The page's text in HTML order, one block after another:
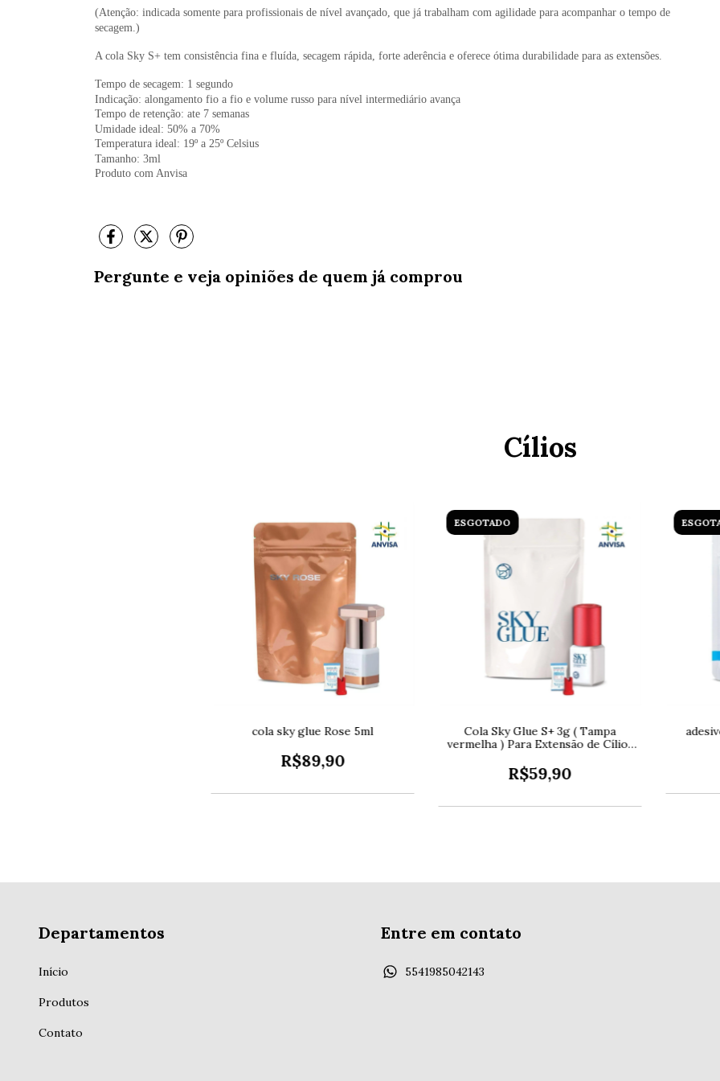
(Atenção: indicada somente para profissionais de nível avançado, que já trabalham com agilidade para acompanhar o tempo de
secagem.)
A cola Sky S+ tem consistência fina e fluída, secagem rápida, forte aderência e oferece ótima durabilidade para as extensões.
Tempo de secagem: 1 segundo
Indicação: alongamento fio a fio e volume russo para nível intermediário avança
Tempo de retenção: ate 7 semanas
Umidade ideal: 50% a 70%
Temperatura ideal: 19º a 25º Celsius
Tamanho: 3ml
Produto com Anvisa
Pergunte e veja opiniões de quem já comprou
Cílios
cola sky glue Rose 5ml
R$89,90
ESGOTADO
Cola Sky Glue S+ 3g ( Tampa
vermelha ) Para Extensão de Cílios
R$59,90
Departamentos
Início
Produtos
Contato
Entre em contato
5541985042143